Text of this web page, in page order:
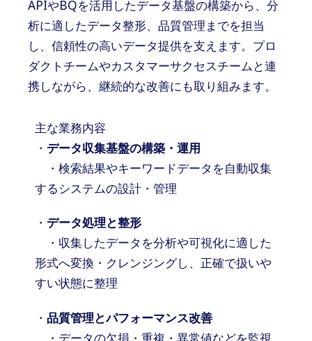
APIやBQを活用したデータ基盤の構築から、分
析に適したデータ整形、品質管理までを担当
し、信頼性の高いデータ提供を支えます。プロ
ダクトチームやカスタマーサクセスチームと連
携しながら、継続的な改善にも取り組みます。
主な業務内容
・ データ収集基盤の構築・運用
・検索結果やキーワードデータを自動収集
するシステムの設計・管理
・ データ処理と整形
・収集したデータを分析や可視化に適した
形式へ変換・クレンジングし、正確で扱いや
すい状態に整理
・ 品質管理とパフォーマンス改善
・データの欠損・重複・異常値などを監視